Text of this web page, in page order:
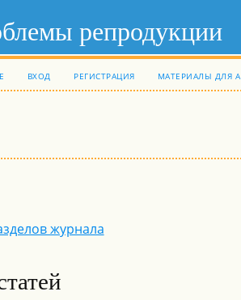
репродукции
ВХОД РЕГИСТРАЦИЯ МАТЕРИАЛЫ ДЛЯ
журнала